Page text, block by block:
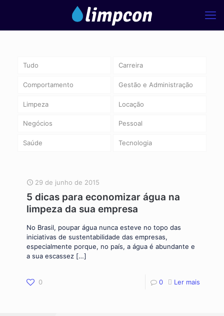
Tudo Carreira
Comportamento Gestão e Administração
Limpeza Locação
Negócios Pessoal
Saúde Tecnologia
29 de junho de 2015
5 dicas para economizar água na
limpeza da sua empresa
No Brasil, poupar água nunca esteve no topo das
iniciativas de sustentabilidade das empresas,
especialmente porque, no país, a água é abundante e
a sua escassez […]
0 0 Ler mais